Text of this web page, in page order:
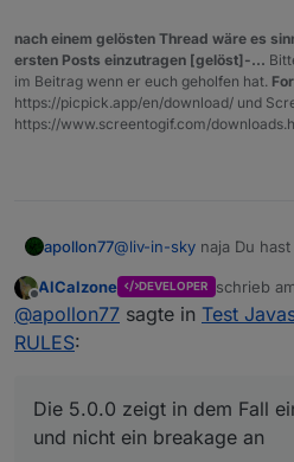
nach einem gelösten Thread wäre es
ersten Posts einzutragen [gelöst]-...
im Beitrag wenn er euch geholfen hat.
https://picpick.app/en/download/ und
https://www.screentogif.com/
apollon77@liv-in-sky naja Du
Aber gern nochmal
mega low ...
Die 5.0.0 zeigt in dem
nicht ein breakage an :-)
Offline
AlCalzone DEVELOPER schrieb
zuletzt
@apollon77 sagte in Test
RULES:
Die 5.0.0 zeigt in dem Fall
und nicht ein breakage an